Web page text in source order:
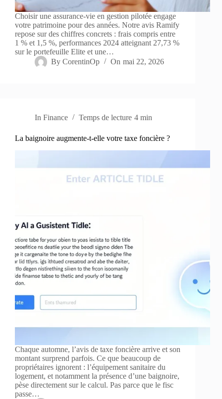
Choisir une assurance-vie en gestion pilotée engage
votre patrimoine pour des années. Notre avis Ramify
repose sur des chiffres concrets : frais compris entre
1 % et 1,5 %, performances 2024 atteignant 27,73 %
sur le portefeuille Elite et une…
By CorentinOp On mai 22, 2026
In Finance Temps de lecture 4 min
La baignoire augmente-t-elle votre taxe foncière ?
Chaque automne, l’avis de taxe foncière arrive et son
montant surprend parfois. Ce que beaucoup de
propriétaires ignorent : l’équipement sanitaire du
logement, et notamment la présence d’une baignoire,
pèse directement sur le calcul. Pas parce que le fisc
passe…